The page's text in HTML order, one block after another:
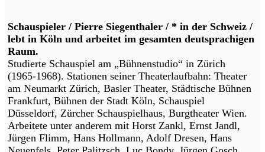
Schauspieler / Pierre Siegenthaler / * in der Schweiz /
lebt in Köln und arbeitet im gesamten deutsprachigen
Raum.
Studierte Schauspiel am „Bühnenstudio“ in Zürich
(1965-1968). Stationen seiner Theaterlaufbahn: Theater
am Neumarkt Zürich, Basler Theater, Städtische Bühnen
Frankfurt, Bühnen der Stadt Köln, Schauspiel
Düsseldorf, Zürcher Schauspielhaus, Burgtheater Wien.
Arbeitete unter anderem mit Horst Zankl, Ernst Jandl,
Jürgen Flimm, Hans Hollmann, Adolf Dresen, Hans